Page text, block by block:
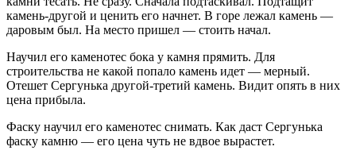
камень-другой и ценить его начнет. В горе лежал камень —
даровым был. На место пришел — стоить начал.
Научил его каменотес бока у камня прямить. Для
строительства не какой попало камень идет — мерный.
Отешет Сергунька другой-третий камень. Видит опять в них
цена прибыла.
Фаску научил его каменотес снимать. Как даст Сергунька
фаску камню — его цена чуть не вдвое вырастет.